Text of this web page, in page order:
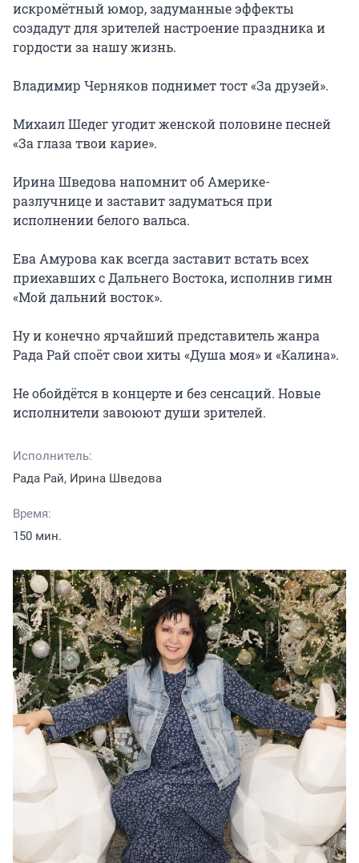
искромётный юмор, задуманные эффекты
создадут для зрителей настроение праздника и
гордости за нашу жизнь.
Владимир Черняков поднимет тост «За друзей».
Михаил Шедег угодит женской половине песней
«За глаза твои карие».
Ирина Шведова напомнит об Америке-
разлучнице и заставит задуматься при
исполнении белого вальса.
Ева Амурова как всегда заставит встать всех
приехавших с Дальнего Востока, исполнив гимн
«Мой дальний восток».
Ну и конечно ярчайший представитель жанра
Рада Рай споёт свои хиты «Душа моя» и «Калина».
Не обойдётся в концерте и без сенсаций. Новые
исполнители завоюют души зрителей.
Исполнитель:
Рада Рай, Ирина Шведова
Время:
150 мин.